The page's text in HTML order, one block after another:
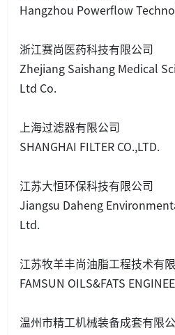
Hangzhou Powerflow
浙江赛尚医药科技有限公司
Zhejiang Saishang Medical
Ltd Co.
上海过滤器有限公司
SHANGHAI FILTER CO.,LTD.
江苏大恒环保科技有限公司
Jiangsu Daheng Enviro
Ltd.
江苏牧羊丰尚油脂工程技术有
FAMSUN OILS&FATS
温州市精工机械装备成套有限